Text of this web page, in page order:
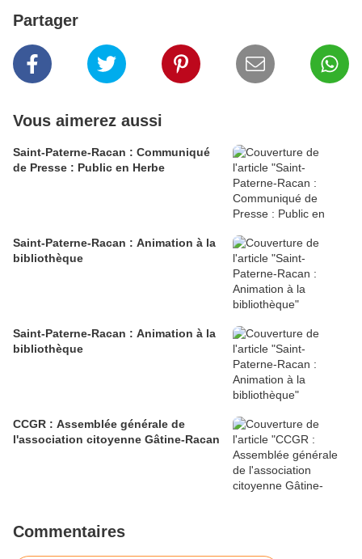
Partager
Vous aimerez aussi
Saint-Paterne-Racan : Communiqué
de Presse : Public en Herbe
Saint-Paterne-Racan : Animation à la
bibliothèque
Saint-Paterne-Racan : Animation à la
bibliothèque
CCGR : Assemblée générale de
l'association citoyenne Gâtine-Racan
Commentaires